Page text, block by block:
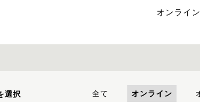
オンライ
選択 全て オンライン